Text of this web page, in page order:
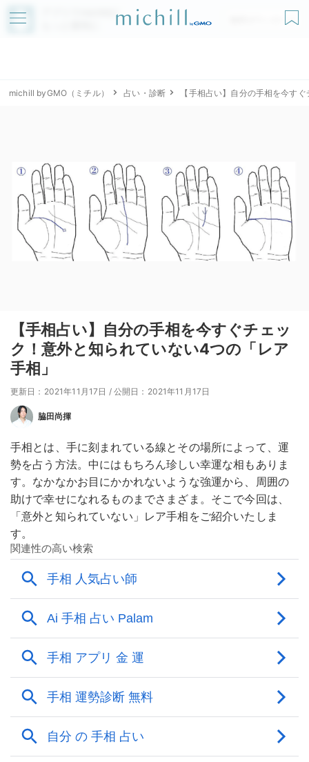
アプリでmichillが
無料ダウンロード
michill byGMO（ミチル） 占い・診断 【手相占い】自分の手相を今す
【手相占い】自分の手相を今すぐチェッ
ク！意外と知られていない4つの「レア
手相」
更新日：2021年11月17日 / 公開日：2021年11月17日
脇田尚揮
手相とは、手に刻まれている線とその場所によって、運
勢を占う方法。中にはもちろん珍しい幸運な相もありま
す。なかなかお目にかかれないような強運から、周囲の
助けで幸せになれるものまでさまざま。そこで今回は、
「意外と知られていない」レア手相をご紹介いたしま
す。